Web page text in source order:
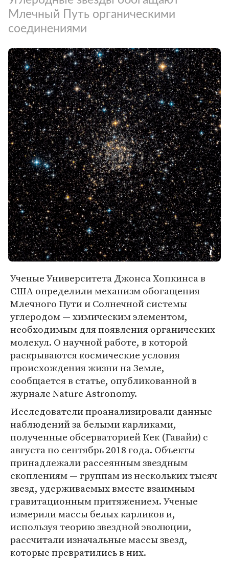
Млечный Путь органическими
соединениями
Ученые Университета Джонса Хопкинса в
США определили механизм обогащения
Млечного Пути и Солнечной системы
углеродом — химическим элементом,
необходимым для появления органических
молекул. О научной работе, в которой
раскрываются космические условия
происхождения жизни на Земле,
сообщается в статье, опубликованной в
журнале Nature Astronomy.
Исследователи проанализировали данные
наблюдений за белыми карликами,
полученные обсерваторией Кек (Гавайи) с
августа по сентябрь 2018 года. Объекты
принадлежали рассеянным звездным
скоплениям — группам из нескольких тысяч
звезд, удерживаемых вместе взаимным
гравитационным притяжением. Ученые
измерили массы белых карликов и,
используя теорию звездной эволюции,
рассчитали изначальные массы звезд,
которые превратились в них.